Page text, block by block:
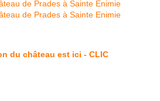
du château est ici - CLIC